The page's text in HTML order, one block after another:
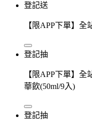
登記送
【限APP下單】全
登記抽
【限APP下單】
華飲(50ml/9入)
登記抽